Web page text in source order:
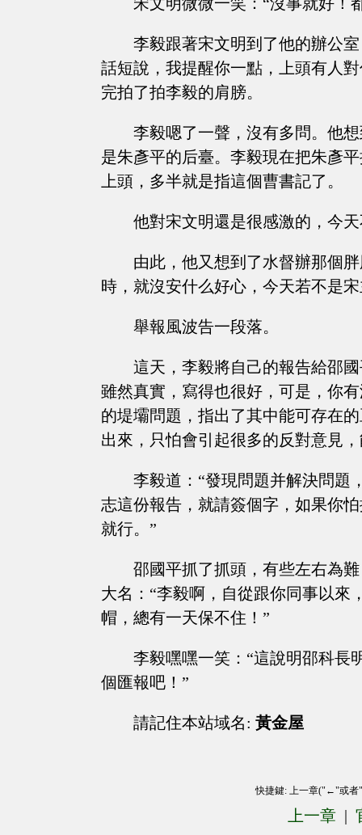
李毅跟著宋文明到了他的辦公
話短說，我提醒你一點，上頭有人
完拍了拍李毅的肩膀。
李毅嗯了一聲，沒有多問。他
是朱彥平的后臺。李毅現在把朱彥
上頭，多半就是指這個曹書記了。
他對宋文明還是很感激的，今
由此，他又想到了水督辦那個
時，就沒安什么好心，今天若不是
舉報風波告一段落。
這天，李毅將自己的報告給邵
雖然真實，寫得也很好，可是，你
的堤壩問題，指出了其中能可存在
出來，只怕會引起很多的反對意見
李毅道：“發現問題并解決問題
志這份報告，就請簽個字，如果你
就行。”
邵國平抓了抓頭，有些左右為
大名：“李毅啊，自從跟你同事以來
帽，總有一天保不住！”
李毅嘿嘿一笑：“這說明邵科長
個匯報吧！”
請記住本站域名: 黃金屋
快捷鍵: 上一章("←"或
上一章 |